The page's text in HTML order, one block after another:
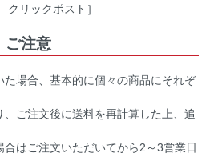
クリックポスト］
ご注意
場合、基本的に個々の商品にそれぞ
ご注文後に送料を再計算した上、追
はご注文いただいてから2～3営業日